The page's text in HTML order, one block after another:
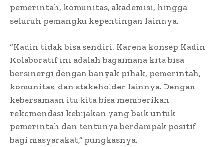
pemerintah, komunitas, akademisi, hingga
seluruh pemangku kepentingan lainnya.
“Kadin tidak bisa sendiri. Karena konsep Kadin
Kolaboratif ini adalah bagaimana kita bisa
bersinergi dengan banyak pihak, pemerintah,
komunitas, dan stakeholder lainnya. Dengan
kebersamaan itu kita bisa memberikan
rekomendasi kebijakan yang baik untuk
pemerintah dan tentunya berdampak positif
bagi masyarakat,” pungkasnya.